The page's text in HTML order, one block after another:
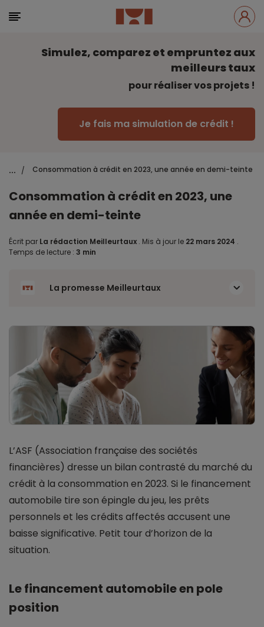
Simulez, comparez et empruntez aux
meilleurs taux
pour réaliser vos projets !
Je fais ma simulation de crédit !
... / Consommation à crédit en 2023, une année en demi-teinte
Consommation à crédit en 2023, une
année en demi-teinte
Écrit par La rédaction Meilleurtaux . Mis à jour le 22 mars 2024 .
Temps de lecture : 3 min
La promesse Meilleurtaux
L’ASF (Association française des sociétés
financières) dresse un bilan contrasté du marché du
crédit à la consommation en 2023. Si le financement
automobile tire son épingle du jeu, les prêts
personnels et les crédits affectés accusent une
baisse significative. Petit tour d’horizon de la
situation.
Le financement automobile en pole
position